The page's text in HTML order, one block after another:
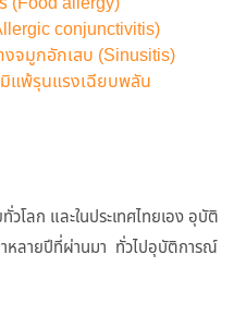
conjunctivitis)
งจมูกอักเสบ (Sinusitis)
แพ้รุนแรงเฉียบพลัน
โลก และในประเทศไทยเอง อุบัติ
าหลายปีที่ผ่านมา ทั่วไปอุบัติการณ์